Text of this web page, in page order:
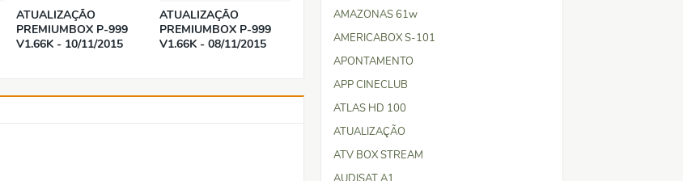
ATUALIZAÇÃO
PREMIUMBOX P-999
V1.66K - 10/11/2015
ATUALIZAÇÃO
PREMIUMBOX P-999
V1.66K - 08/11/2015
AMAZONAS 61w
AMERICABOX S-101
APONTAMENTO
APP CINECLUB
ATLAS HD 100
ATUALIZAÇÃO
ATV BOX STREAM